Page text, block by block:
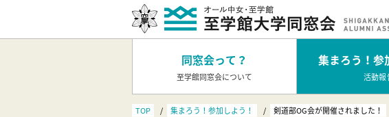
同窓会って？
至学館同窓会について
集まろう！参
活動報
TOP 集まろう！参加しよう！ 剣道部OG会が開催されました！